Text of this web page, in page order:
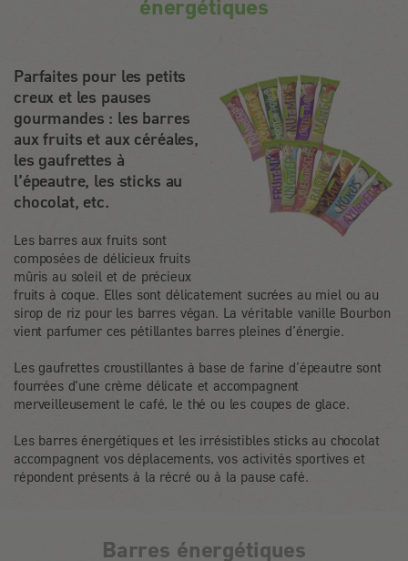
énergétiques
Parfaites pour les petits
creux et les pauses
gourmandes : les barres
aux fruits et aux céréales,
les gaufrettes à
l’épeautre, les sticks au
chocolat, etc.
Les barres aux fruits sont
composées de délicieux fruits
mûris au soleil et de précieux
fruits à coque. Elles sont délicatement sucrées au miel ou au
sirop de riz pour les barres végan. La véritable vanille Bourbon
vient parfumer ces pétillantes barres pleines d’énergie.
Les gaufrettes croustillantes à base de farine d’épeautre sont
fourrées d'une crème délicate et accompagnent
merveilleusement le café, le thé ou les coupes de glace.
Les barres énergétiques et les irrésistibles sticks au chocolat
accompagnent vos déplacements, vos activités sportives et
répondent présents à la récré ou à la pause café.
Barres énergétiques